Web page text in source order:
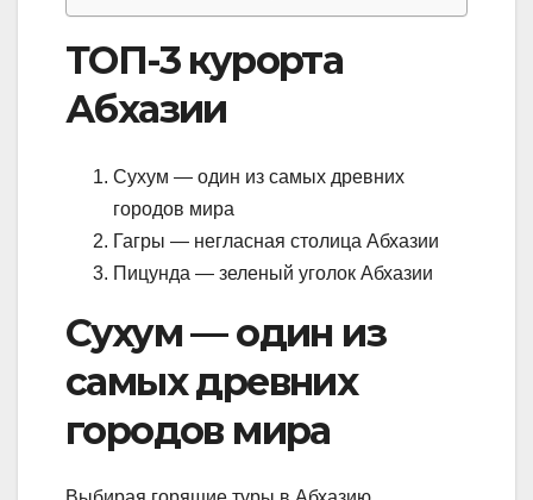
ТОП-3 курорта
Абхазии
Сухум — один из самых древних
городов мира
Гагры — негласная столица Абхазии
Пицунда — зеленый уголок Абхазии
Сухум — один из
самых древних
городов мира